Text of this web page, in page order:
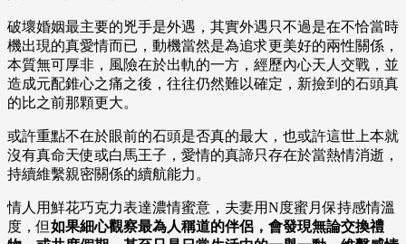
破壞婚姻最主要的兇手是外遇，其實外遇只不過是在不恰當時
機出現的真愛情而已，動機當然是為追求更美好的兩性關係，
本質無可厚非，風險在於出軌的一方，經歷內心天人交戰，並
造成元配錐心之痛之後，往往仍然難以確定，新撿到的石頭真
的比之前那顆更大。
或許重點不在於眼前的石頭是否真的最大，也或許這世上本就
沒有真命天使或白馬王子，愛情的真諦只存在於當熱情消逝，
持續維繫親密關係的續航能力。
情人用鮮花巧克力表達濃情蜜意，夫妻用N度蜜月保持感情溫
度，但如果細心觀察最為人稱道的伴侶，會發現無論交換禮